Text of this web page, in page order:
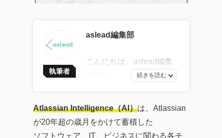
執筆者
aslead編集部
こんにちは。aslead編集
トレンドから、AI・DXツ
ールの効果的な活用法、
企業のITガバナンスの強
Atlassian Intelligence（AI）は、Atlassian
が20年超の歳月をかけて蓄積した
ソフトウェア、IT、ビジネスに関わる各チ